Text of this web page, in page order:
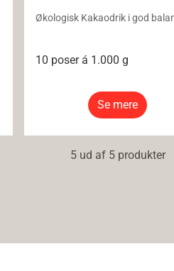
Økologisk Kakaodrik i god
10 poser á 1.000 g
Se mere
5 ud af 5 produkter